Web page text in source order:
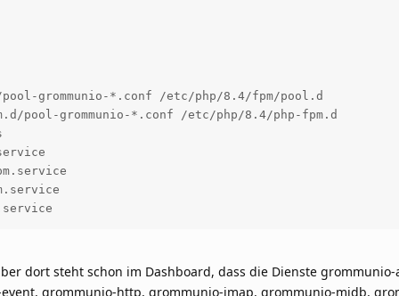
grommunio-*.conf /etc/php/8.4/fpm/pool.d
pool-grommunio-*.conf /etc/php/8.4/php-fpm.d
dort steht schon im Dashboard, dass die Dienste
grommunio-http, grommunio-imap, grommunio-midb,